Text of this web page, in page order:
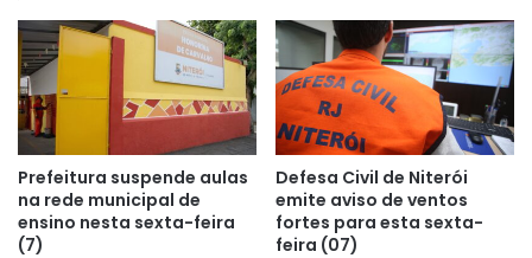
Prefeitura suspende aulas
na rede municipal de
ensino nesta sexta-feira
(7)
Defesa Civil de Niterói
emite aviso de ventos
fortes para esta sexta-
feira (07)